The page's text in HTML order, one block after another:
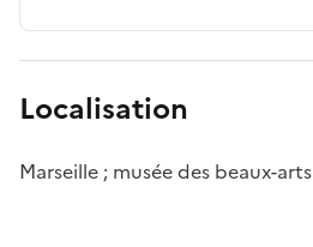
Localisation
Marseille ; musée des beaux-arts